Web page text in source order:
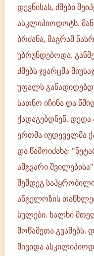
დევნისას, ძმები
ასკლიპიოდოტს.
ბრძანა, მაგრამ
უბრუნდებოდა.
ძმებს ჯვარცმა
უფალს
სათნო იჩინა და
ქადაგებდნენ. დედა
ერთმა იუდეველმა
და წამოიძახა:
ამგვარი
შემდეგ
ანგელოზის
სულები. ხალხი
მოწამეთა
მივიდა